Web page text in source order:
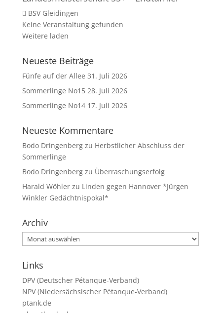
BSV Gleidingen
Keine Veranstaltung gefunden
Weitere laden
Neueste Beiträge
Fünfe auf der Allee 31. Juli 2026
Sommerlinge No15 28. Juli 2026
Sommerlinge No14 17. Juli 2026
Neueste Kommentare
Bodo Dringenbergzu Herbstlicher Abschluss der
Sommerlinge
Bodo Dringenbergzu Überraschungserfolg
Harald Wöhlerzu Linden gegen Hannover *Jürgen
Winkler Gedächtnispokal*
Archiv
Archiv
Links
DPV (Deutscher Pétanque-Verband)
NPV (Niedersächsischer Pétanque-Verband)
ptank.de